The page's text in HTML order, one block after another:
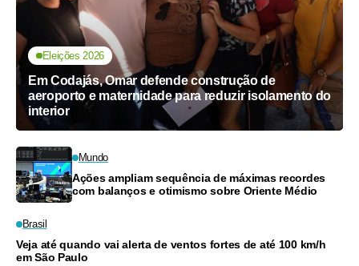
Eleições 2026
Em Codajás, Omar defende construção de
aeroporto e maternidade para reduzir isolamento do
interior
Mundo
Ações ampliam sequência de máximas recordes
com balanços e otimismo sobre Oriente Médio
Brasil
Veja até quando vai alerta de ventos fortes de até 100 km/h
em São Paulo